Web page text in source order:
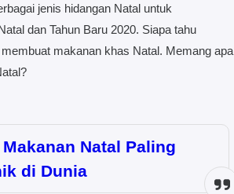
jenis hidangan Natal untuk
dan Tahun Baru 2020. Siapa tahu
makanan khas Natal. Memang apa
Makanan Natal Paling
di Dunia